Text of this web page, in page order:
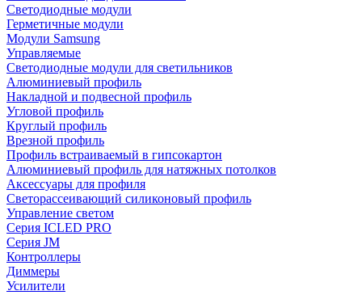
Светодиодные модули
Герметичные модули
Модули Samsung
Управляемые
Светодиодные модули для светильников
Алюминиевый профиль
Накладной и подвесной профиль
Угловой профиль
Круглый профиль
Врезной профиль
Профиль встраиваемый в гипсокартон
Алюминиевый профиль для натяжных потолков
Аксессуары для профиля
Светорассеивающий силиконовый профиль
Управление светом
Серия ICLED PRO
Серия JM
Контроллеры
Диммеры
Усилители